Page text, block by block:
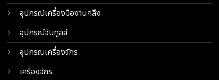
อุปกรณ์เครื่องมืองานกลึง
อุปกรณ์จับทูลส์
อุปกรณเครื่องจักร
เครื่องจักร